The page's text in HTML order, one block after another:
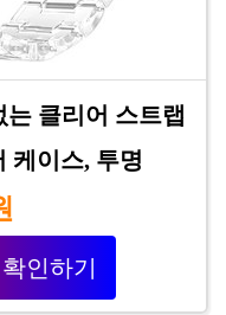
클리어 스트랩
케이스, 투명
인하기